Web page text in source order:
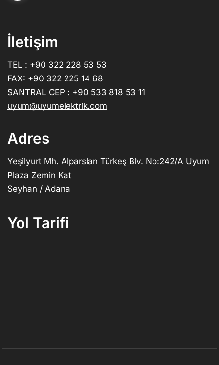
İletişim
TEL : +90 322 228 53 53
FAX: +90 322 225 14 68
SANTRAL CEP : +90 533 818 53 11
uyum@uyumelektrik.com
Adres
Yeşilyurt Mh. Alparslan Türkeş Blv. No:242/A Uyum
Plaza Zemin Kat
Seyhan / Adana
Yol Tarifi